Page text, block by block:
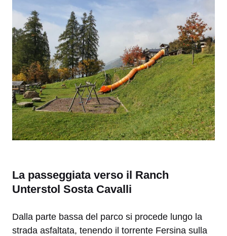
La passeggiata verso il Ranch
Unterstol Sosta Cavalli
Dalla parte bassa del parco si procede lungo la
strada asfaltata, tenendo il torrente Fersina sulla